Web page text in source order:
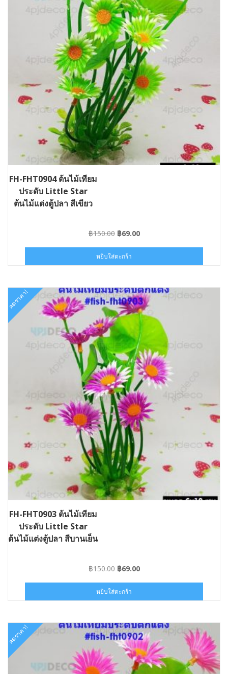
FH-FHT0904 ต้นไม้เทียม
ประดับ Little Star
ต้นไม้แต่งตู้ปลา สีเขียว
฿150.00 Original
was:
฿150.00.
฿69.00Current
฿69.00.
หยิบใส่ตะกร้า
ลดราคา!
FH-FHT0903 ต้นไม้เทียม
ประดับ Little Star
ต้นไม้แต่งตู้ปลา สีบานเย็น
฿150.00 Original
was:
฿150.00.
฿69.00Current
฿69.00.
หยิบใส่ตะกร้า
ลดราคา!